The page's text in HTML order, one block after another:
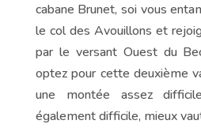
cabane Brunet, soi vous
le col des Avouillons et
par le versant Ouest du
optez pour cette deuxième
une montée assez
également difficile, mieux